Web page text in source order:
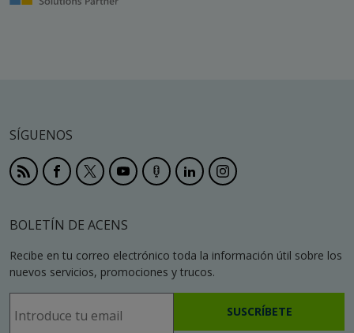
SÍGUENOS
BOLETÍN DE ACENS
Recibe en tu correo electrónico toda la información útil sobre los
nuevos servicios, promociones y trucos.
SUSCRÍBETE